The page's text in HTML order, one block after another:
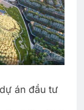
án đầu tư